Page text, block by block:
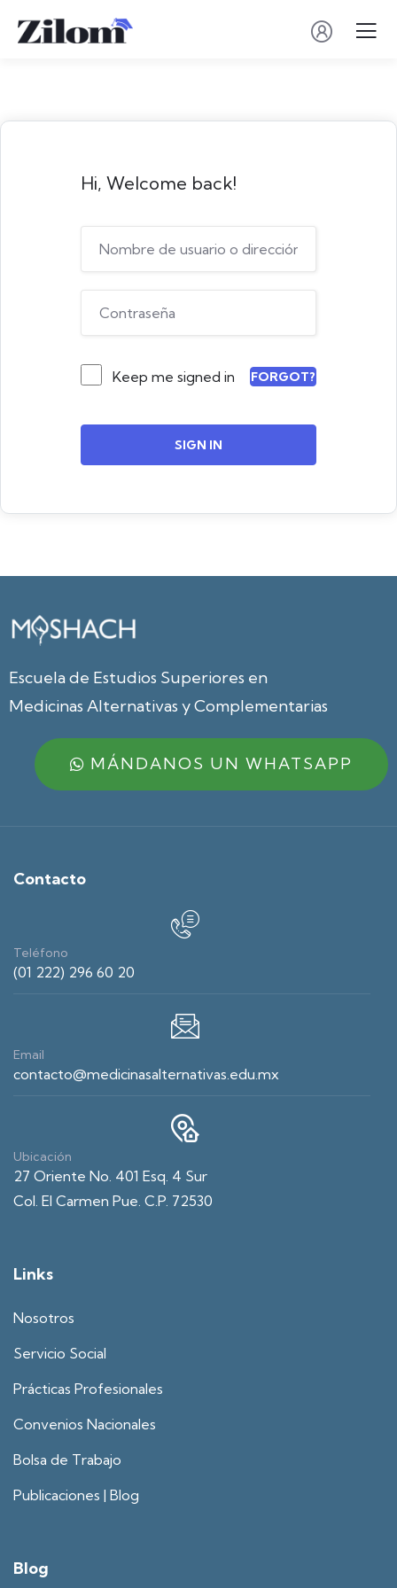
Hi, Welcome back!
Keep me signed in FORGOT?
SIGN IN
Escuela de Estudios Superiores en
Medicinas Alternativas y Complementarias
MÁNDANOS UN WHATSAPP
Contacto
Teléfono
(01 222) 296 60 20
Email
contacto@medicinasalternativas.edu.mx
Ubicación
27 Oriente No. 401 Esq. 4 Sur
Col. El Carmen Pue. C.P. 72530
Links
Nosotros
Servicio Social
Prácticas Profesionales
Convenios Nacionales
Bolsa de Trabajo
Publicaciones | Blog
Blog